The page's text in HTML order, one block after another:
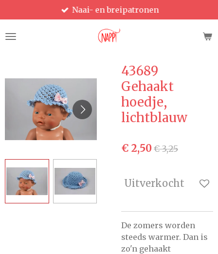
direct
naar
Naai- en breipatronen
43689
Gehaakt
hoedje,
lichtblauw
€ 2,50€ 3,25
Uitverkocht
De zomers worden
steeds warmer. Dan is
zo'n gehaakt